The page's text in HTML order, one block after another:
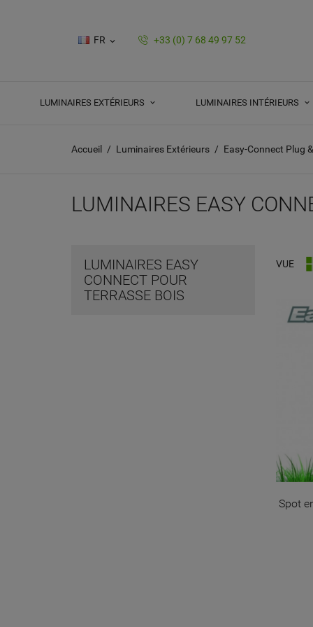
FR  +33 (0) 7 68 49 97 52
LUMINAIRES EXTÉRIEURS LUMINAIRES INTÉRIEURS
Accueil Luminaires Extérieurs Easy-Connect Plug
LUMINAIRES EASY
LUMINAIRES EASY
CONNECT POUR
TERRASSE BOIS
VUE
Spot